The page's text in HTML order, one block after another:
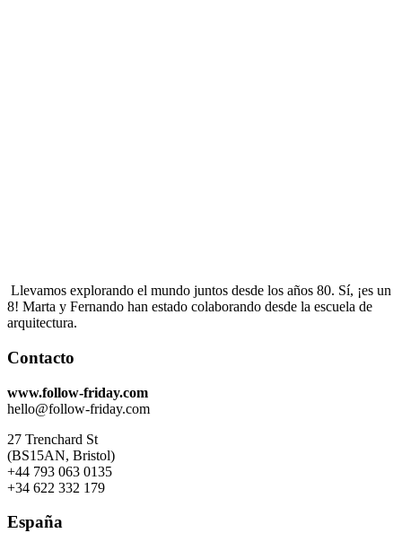
Llevamos explorando el mundo juntos desde los años 80. Sí, ¡es un
8! Marta y Fernando han estado colaborando desde la escuela de
arquitectura.
Contacto
www.follow-friday.com
hello@follow-friday.com
27 Trenchard St
(BS15AN, Bristol)
+44 793 063 0135
+34 622 332 179
España